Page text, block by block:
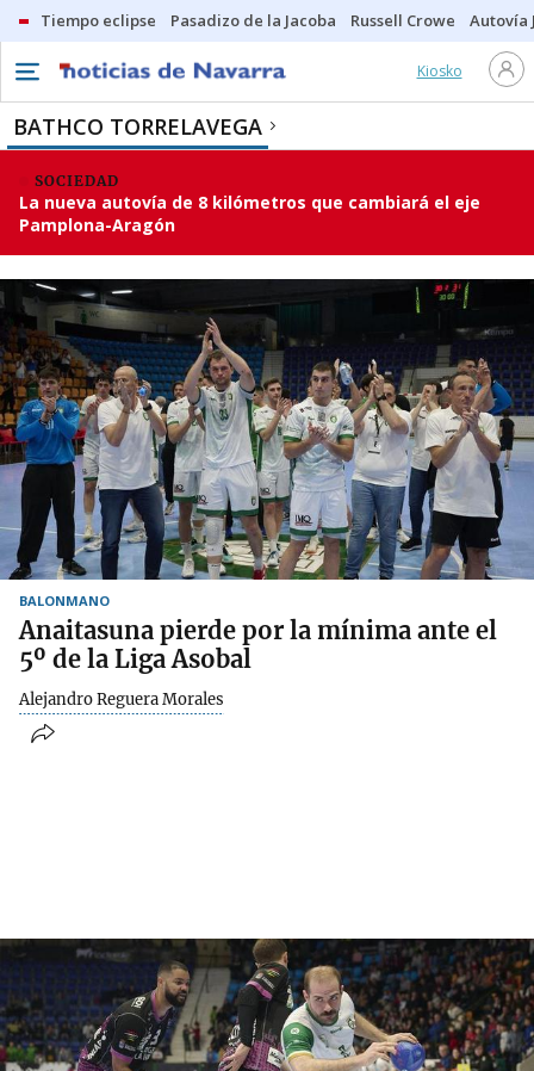
Tiempo eclipse Pasadizo de la Jacoba Russell Crowe Autovía
Kiosko
BATHCO TORRELAVEGA
SOCIEDAD
La nueva autovía de 8 kilómetros que cambiará el eje
Pamplona-Aragón
BALONMANO
Anaitasuna pierde por la mínima ante el
5º de la Liga Asobal
Alejandro Reguera Morales